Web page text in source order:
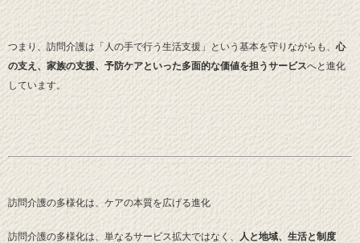
つまり、訪問介護は「人の手で行う生活支援」という基本を守りながらも、心
の支え、家族の支援、予防ケアといった多面的な価値を担うサービスへと進化
しています。
訪問介護の多様化は、ケアの本質を広げる進化
訪問介護の多様化は、単なるサービス拡大ではなく、
人と地域、生活と制度